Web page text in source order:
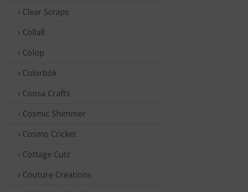
› Clear Scraps
› Collall
› Colop
› Colorbök
› Coosa Crafts
› Cosmic Shimmer
› Cosmo Cricket
› Cottage Cutz
› Couture Creations